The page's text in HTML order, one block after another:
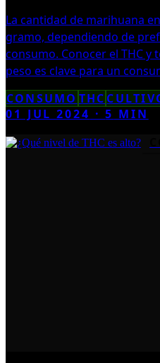
La cantidad de marihuana
gramo, dependiendo de
consumo. Conocer el THC y
peso es clave para un
CONSUMO THC
01 JUL 2024 ·5 MIN